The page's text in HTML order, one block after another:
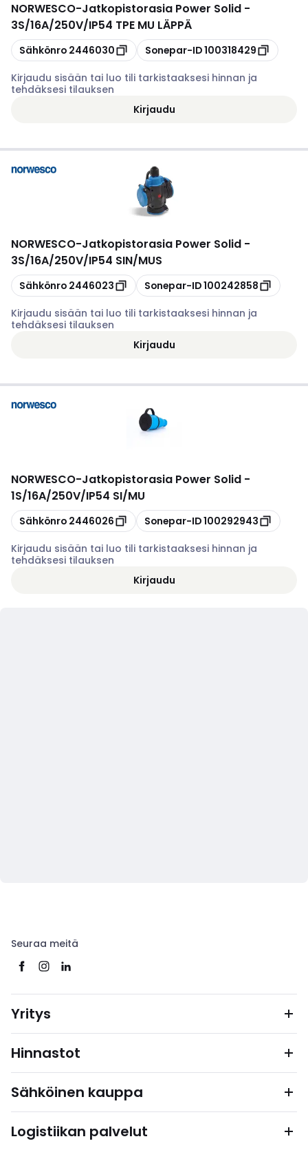
NORWESCO-Jatkopistorasia Power Solid -
3S/16A/250V/IP54 TPE MU LÄPPÄ
Kopioi
Sähkönro 2446030 Kopioi
Sonepar-ID100318429
Kirjaudu sisään tai luo tili tarkistaaksesi hinnan ja
tehdäksesi tilauksen
Kirjaudu
NORWESCO-Jatkopistorasia Power Solid -
3S/16A/250V/IP54 SIN/MUS
Kopioi
Sähkönro 2446023 Kopioi
Sonepar-ID100242858
Kirjaudu sisään tai luo tili tarkistaaksesi hinnan ja
tehdäksesi tilauksen
Kirjaudu
NORWESCO-Jatkopistorasia Power Solid -
1S/16A/250V/IP54 SI/MU
Kopioi
Sähkönro 2446026 Kopioi
Sonepar-ID100292943
Kirjaudu sisään tai luo tili tarkistaaksesi hinnan ja
tehdäksesi tilauksen
Kirjaudu
Seuraa meitä
Yritys
Hinnastot
Sähköinen kauppa
Logistiikan palvelut